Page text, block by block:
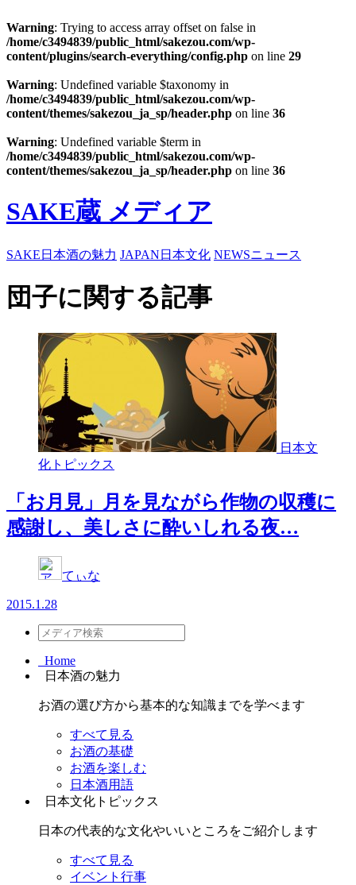
Warning: Trying to access array offset on false in
/home/c3494839/public_html/sakezou.com/wp-
content/plugins/search-everything/config.php on line 29
Warning: Undefined variable $taxonomy in
/home/c3494839/public_html/sakezou.com/wp-
content/themes/sakezou_ja_sp/header.php on line 36
Warning: Undefined variable $term in
/home/c3494839/public_html/sakezou.com/wp-
content/themes/sakezou_ja_sp/header.php on line 36
SAKE蔵 メディア
SAKE 日本酒の魅力 JAPAN 日本文化 NEWSニュース
団子に関する記事
日本文
化トピックス
「お月見」月を見ながら作物の収穫に
感謝し、美しさに酔いしれる夜…
てぃな
2015.1.28
Home
日本酒の魅力
お酒の選び方から基本的な知識までを学べます
すべて見る
お酒の基礎
お酒を楽しむ
日本酒用語
日本文化トピックス
日本の代表的な文化やいいところをご紹介します
すべて見る
イベント行事